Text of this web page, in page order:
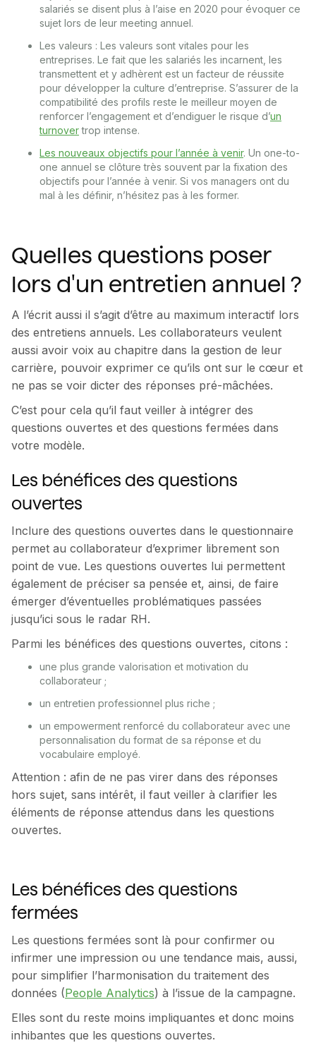
salariés se disent plus à l’aise en 2020 pour évoquer ce
sujet lors de leur meeting annuel.
Les valeurs : Les valeurs sont vitales pour les
entreprises. Le fait que les salariés les incarnent, les
transmettent et y adhèrent est un facteur de réussite
pour développer la culture d’entreprise. S’assurer de la
compatibilité des profils reste le meilleur moyen de
renforcer l’engagement et d’endiguer le risque d’un
turnovertrop intense.
Les nouveaux objectifs pour l’année à venir. Un one-to-
one annuel se clôture très souvent par la fixation des
objectifs pour l’année à venir. Si vos managers ont du
mal à les définir, n’hésitez pas à les former.
Quelles questions poser
lors d'un entretien annuel ?
A l’écrit aussi il s’agit d’être au maximum interactif lors
des entretiens annuels. Les collaborateurs veulent
aussi avoir voix au chapitre dans la gestion de leur
carrière, pouvoir exprimer ce qu’ils ont sur le cœur et
ne pas se voir dicter des réponses pré-mâchées.
C’est pour cela qu’il faut veiller à intégrer des
questions ouvertes et des questions fermées dans
votre modèle.
Les bénéfices des questions
ouvertes
Inclure des questions ouvertes dans le questionnaire
permet au collaborateur d’exprimer librement son
point de vue. Les questions ouvertes lui permettent
également de préciser sa pensée et, ainsi, de faire
émerger d’éventuelles problématiques passées
jusqu’ici sous le radar RH.
Parmi les bénéfices des questions ouvertes, citons :
une plus grande valorisation et motivation du
collaborateur ;
un entretien professionnel plus riche ;
un empowerment renforcé du collaborateur avec une
personnalisation du format de sa réponse et du
vocabulaire employé.
Attention : afin de ne pas virer dans des réponses
hors sujet, sans intérêt, il faut veiller à clarifier les
éléments de réponse attendus dans les questions
ouvertes.
Les bénéfices des questions
fermées
Les questions fermées sont là pour confirmer ou
infirmer une impression ou une tendance mais, aussi,
pour simplifier l’harmonisation du traitement des
données (People Analytics) à l’issue de la campagne.
Elles sont du reste moins impliquantes et donc moins
inhibantes que les questions ouvertes.